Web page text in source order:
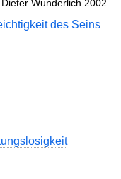
Wunderlich 2002
des Seins